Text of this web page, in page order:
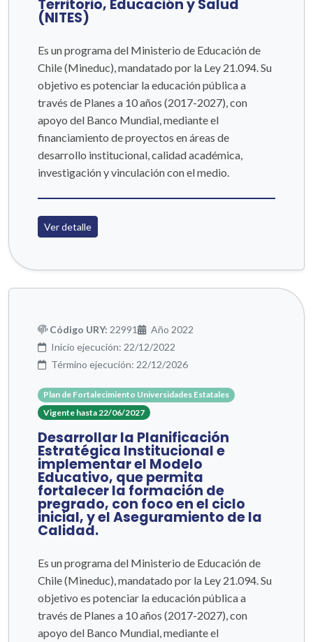
Territorio, Educación y Salud
(NITES)
Es un programa del Ministerio de Educación de
Chile (Mineduc), mandatado por la Ley 21.094. Su
objetivo es potenciar la educación pública a
través de Planes a 10 años (2017-2027), con
apoyo del Banco Mundial, mediante el
financiamiento de proyectos en áreas de
desarrollo institucional, calidad académica,
investigación y vinculación con el medio.
Ver detalle
Código URY: 22991
Año 2022
Inicio ejecución: 22/12/2022
Término ejecución: 22/12/2026
Plan de Fortalecimiento Universidades Estatales
Vigente hasta 22/06/2027
Desarrollar la Planificación
Estratégica Institucional e
implementar el Modelo
Educativo, que permita
fortalecer la formación de
pregrado, con foco en el ciclo
inicial, y el Aseguramiento de la
Calidad.
Es un programa del Ministerio de Educación de
Chile (Mineduc), mandatado por la Ley 21.094. Su
objetivo es potenciar la educación pública a
través de Planes a 10 años (2017-2027), con
apoyo del Banco Mundial, mediante el